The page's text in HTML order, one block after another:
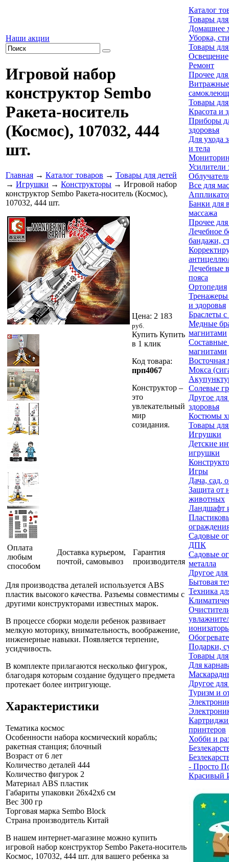
Наши акции
Игровой набор
конструктор Sembo
Ракета-носитель
(Космос), 107032, 444
шт.
Главная → Каталог товаров → Товары для детей
→ Игрушки → Конструкторы → Игровой набор
конструктор Sembo Ракета-носитель (Космос),
107032, 444 шт.
Цена: 2 183
руб.
Купить Купить
в 1 клик
Код товара:
прп4067
Конструктор –
это
увлекательный
мир
созидания.
Оплата
любым
способом
Доставка курьером,
почтой, самовывоз
Гарантия
производителя
Для производства деталей используется ABS
пластик высокого качества. Разъемы совместимы с
другими конструкторами известных марок.
В процессе сборки модели ребенок развивает
мелкую моторику, внимательность, воображение,
инженерные навыки. Появляется терпение,
усидчивость.
В комплекте прилагаются несколько фигурок,
благодаря которым создание будущего предмета
протекает более интригующе.
Характеристики
Тематика космос
Особенности набора космический корабль;
ракетная станция; блочный
Возраст от 6 лет
Количество деталей 444
Количество фигурок 2
Материал ABS пластик
Габариты упаковки 26х42х6 см
Вес 300 гр
Торговая марка Sembo Block
Страна производитель Китай
В нашем интернет-магазине можно купить
игровой набор конструктор Sembo Ракета-носитель
Космос, 107032, 444 шт. для вашего ребенка за
Каталог
Товары
Домашнее
Уборка,
Товары
Освещение
Ремонт
Прочее
Витражные
Товары
Красота и
Приборы
здоровья
Для ухода
и тела
Усилители
Все для
Банки для
массажа
Прочее
Лечебное
бандажи,
Лечебные
пояса
Ортопедия
Тренажеры
и здоровья
Браслеты
Медные
магнитами
Составные
магнитами
Восточная
Мокса
Солевые
Другое
здоровья
Костюмы
Товары
Игрушки
Детские
игрушки
Игры
Дача, сад,
Защита от
животных
Ландшафт
Садовые
ДПК
Садовые
металла
Другое для
Бытовая
Техника
Подарки,
Товары
Для
Другое
Туризм и
Картриджи
принтеров
Хобби и
- Просто
Красивый